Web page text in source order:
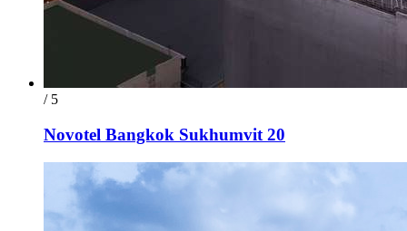
/ 5
Novotel Bangkok Sukhumvit 20